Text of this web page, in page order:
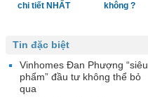
chi tiết NHẤT
không ?
Tin đặc biệt
Vinhomes Đan Phượng “siêu
phẩm” đầu tư không thể bỏ
qua